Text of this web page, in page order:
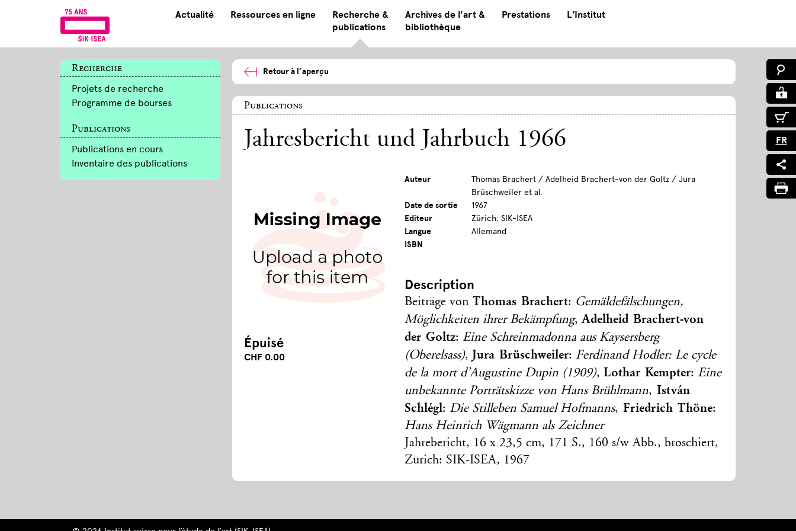
Actualité Ressources en ligne
Recherche &
publications
Archives de l'art &
bibliothèque
Prestations L’Institut
FR
Recherche
Projets de recherche
Programme de bourses
Publications
Publications en cours
Inventaire des publications
Retour à l’aperçu
Publications
Jahresbericht und Jahrbuch 1966
Épuisé
CHF 0.00
Auteur
Thomas Brachert / Adelheid Brachert-von der Goltz / Jura
Brüschweiler et al.
Date de sortie
1967
Editeur
Zürich: SIK-ISEA
Langue
Allemand
ISBN
Description
Beiträge vonThomas Brachert: Gemäldefälschungen,
Möglichkeiten ihrer Bekämpfung,Adelheid Brachert-von
der Goltz:Eine Schreinmadonna aus Kaysersberg
(Oberelsass), Jura Brüschweiler: Ferdinand Hodler: Le cycle
de la mort d’Augustine Dupin (1909),Lothar Kempter:Eine
unbekannte Porträtskizze von Hans Brühlmann, István
Schlégl: Die Stilleben Samuel Hofmanns, Friedrich Thöne:
Hans Heinrich Wägmann als Zeichner
Jahrebericht, 16 x 23,5 cm, 171 S., 160 s/w Abb., broschiert,
Zürich: SIK-ISEA, 1967